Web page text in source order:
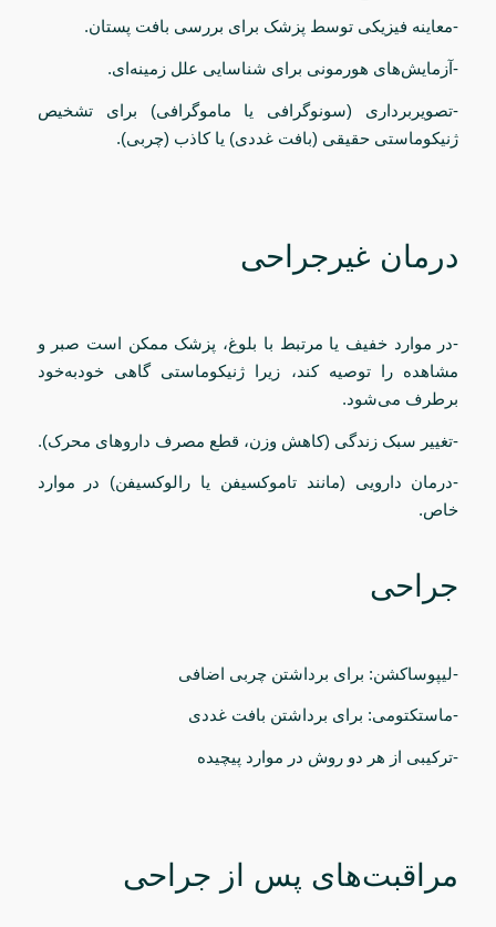
-معاینه فیزیکی توسط پزشک برای بررسی بافت پستان.
-آزمایش‌های هورمونی برای شناسایی علل زمینه‌ای.
-تصویربرداری (سونوگرافی یا ماموگرافی) برای تشخیص
ژنیکوماستی حقیقی (بافت غددی) یا کاذب (چربی).
درمان غیرجراحی
-در موارد خفیف یا مرتبط با بلوغ، پزشک ممکن است صبر و
مشاهده را توصیه کند، زیرا ژنیکوماستی گاهی خودبه‌خود
برطرف می‌شود.
-تغییر سبک زندگی (کاهش وزن، قطع مصرف داروهای محرک).
-درمان دارویی (مانند تاموکسیفن یا رالوکسیفن) در موارد
خاص.
جراحی
-لیپوساکشن: برای برداشتن چربی اضافی
-ماستکتومی: برای برداشتن بافت غددی
-ترکیبی از هر دو روش در موارد پیچیده
مراقبت‌های پس از جراحی